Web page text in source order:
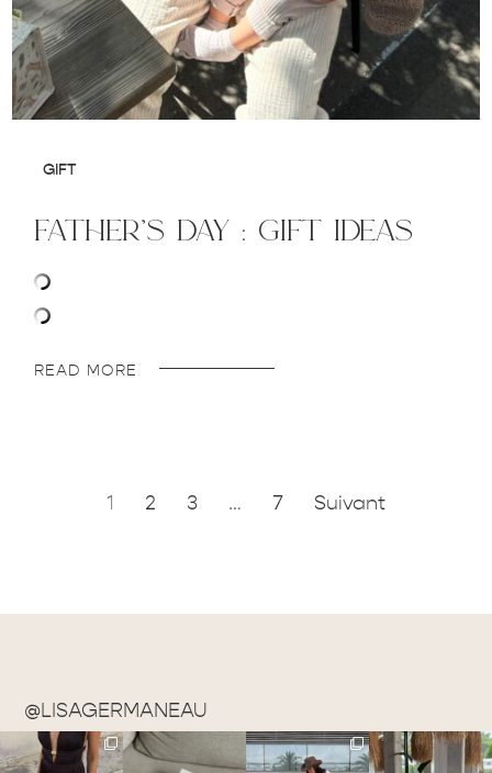
GIFT
father’s day : gift ideas
READ MORE
1 2 3 … 7 Suivant
@LISAGERMANEAU